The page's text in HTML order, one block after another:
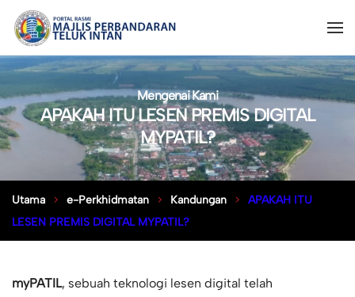
Mengenai Kami
APAKAH ITU LESEN PREMIS DIGITAL
MYPATIL?
Utama e-Perkhidmatan Kandungan
APAKAH ITU
LESEN PREMIS DIGITAL MYPATIL?
myPATIL, sebuah teknologi lesen digital telah